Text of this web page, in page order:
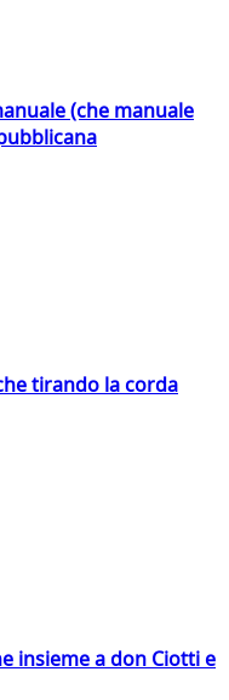
(che manuale
tirando la corda
insieme a don Ciotti e